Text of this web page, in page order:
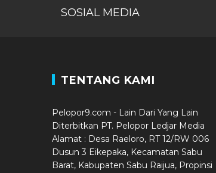
SOSIAL MEDIA
TENTANG KAMI
Pelopor9.com - Lain Dari Yang Lain
Diterbitkan PT. Pelopor Ledjar Media
Alamat : Desa Raeloro, RT 12/RW 006
Dusun 3 Eikepaka, Kecamatan Sabu
Barat, Kabupaten Sabu Raijua, Propinsi